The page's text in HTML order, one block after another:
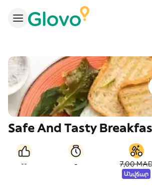
Safe And Tasty
-- - 7,00
Անվճար